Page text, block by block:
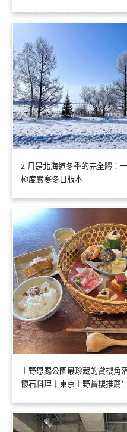
2 月是北海道冬季的完全體：
極度嚴寒冬日版本
上野恩賜公園最珍藏的賞櫻角
懷石料理｜東京上野賞櫻推薦